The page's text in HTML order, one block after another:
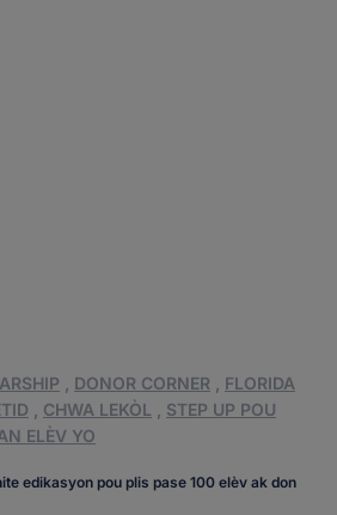
bezwen yon lèt rekòmandasyon pou lekòl dantè, li te
[...]
DONOR CORNER
FLORIDA
CHWA LEKÒL
STEP UP POU
ELÈV YO
edikasyon pou plis pase 100 elèv ak don